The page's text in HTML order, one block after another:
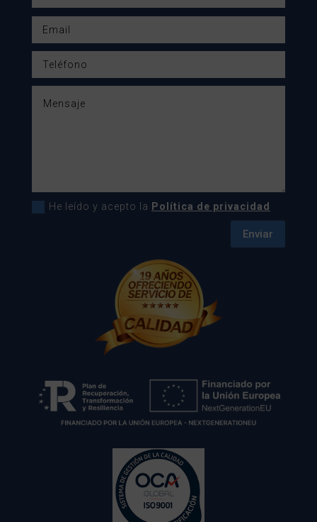
He leído y acepto la Política de privacidad
Enviar